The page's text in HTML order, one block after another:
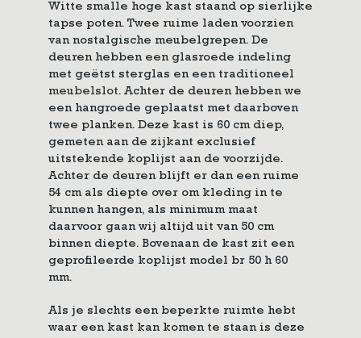
Witte smalle hoge kast staand op sierlijke
tapse poten. Twee ruime laden voorzien
van nostalgische meubelgrepen. De
deuren hebben een glasroede indeling
met geëtst sterglas en een traditioneel
meubelslot. Achter de deuren hebben we
een hangroede geplaatst met daarboven
twee planken. Deze kast is 60 cm diep,
gemeten aan de zijkant exclusief
uitstekende koplijst aan de voorzijde.
Achter de deuren blijft er dan een ruime
54 cm als diepte over om kleding in te
kunnen hangen, als minimum maat
daarvoor gaan wij altijd uit van 50 cm
binnen diepte. Bovenaan de kast zit een
geprofileerde koplijst model br 50 h 60
mm.
Als je slechts een beperkte ruimte hebt
waar een kast kan komen te staan is deze